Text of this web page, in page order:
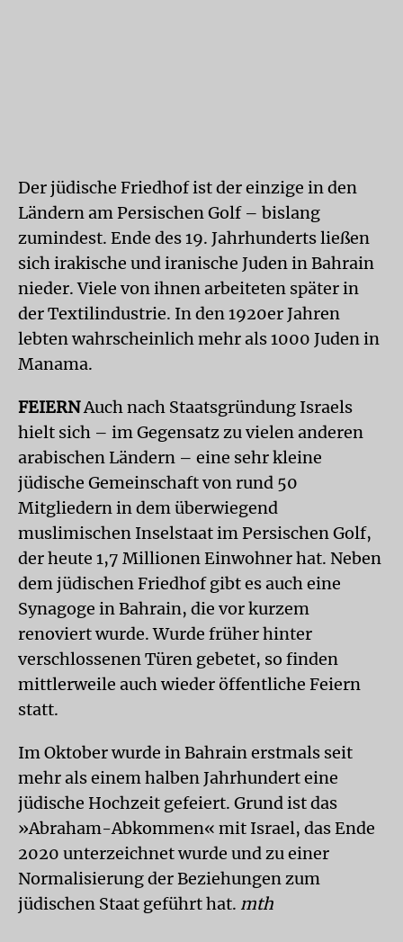
Der jüdische Friedhof ist der einzige in den
Ländern am Persischen Golf – bislang
zumindest. Ende des 19. Jahrhunderts ließen
sich irakische und iranische Juden in Bahrain
nieder. Viele von ihnen arbeiteten später in
der Textilindustrie. In den 1920er Jahren
lebten wahrscheinlich mehr als 1000 Juden in
Manama.
FEIERNAuch nach Staatsgründung Israels
hielt sich – im Gegensatz zu vielen anderen
arabischen Ländern – eine sehr kleine
jüdische Gemeinschaft von rund 50
Mitgliedern in dem überwiegend
muslimischen Inselstaat im Persischen Golf,
der heute 1,7 Millionen Einwohner hat. Neben
dem jüdischen Friedhof gibt es auch eine
Synagoge in Bahrain, die vor kurzem
renoviert wurde. Wurde früher hinter
verschlossenen Türen gebetet, so finden
mittlerweile auch wieder öffentliche Feiern
statt.
Im Oktober wurde in Bahrain erstmals seit
mehr als einem halben Jahrhundert eine
jüdische Hochzeit gefeiert. Grund ist das
»Abraham-Abkommen« mit Israel, das Ende
2020 unterzeichnet wurde und zu einer
Normalisierung der Beziehungen zum
jüdischen Staat geführt hat. mth